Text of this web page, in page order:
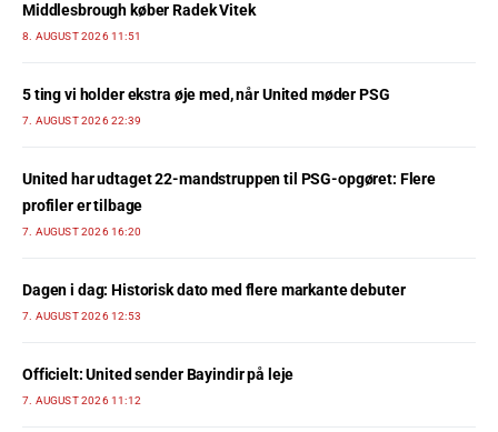
Middlesbrough køber Radek Vitek
8. AUGUST 2026 11:51
5 ting vi holder ekstra øje med, når United møder PSG
7. AUGUST 2026 22:39
United har udtaget 22-mandstruppen til PSG-opgøret: Flere
profiler er tilbage
7. AUGUST 2026 16:20
Dagen i dag: Historisk dato med flere markante debuter
7. AUGUST 2026 12:53
Officielt: United sender Bayindir på leje
7. AUGUST 2026 11:12